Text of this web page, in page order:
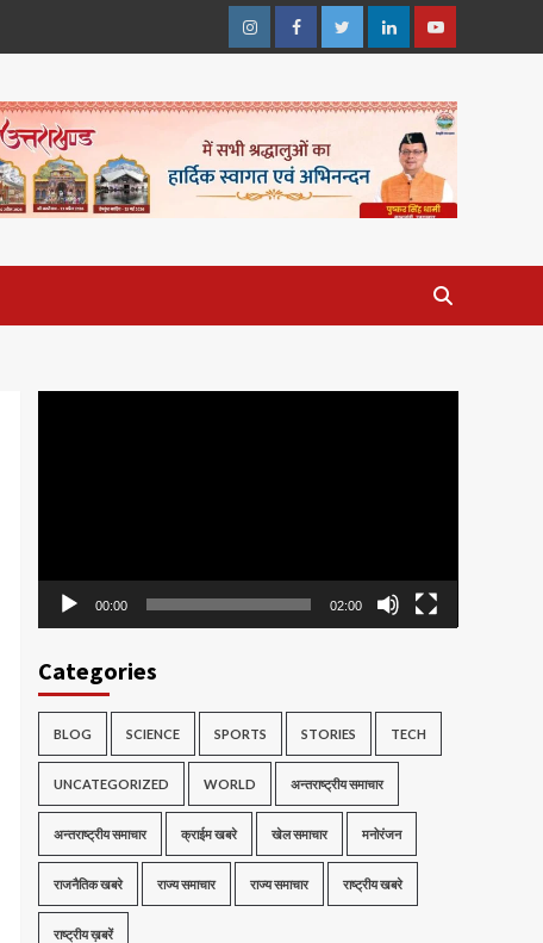
InstagramFacebookTwitterLinkedinYoutube
00:00 02:00
Categories
BLOG SCIENCE SPORTS STORIES TECH
UNCATEGORIZED WORLD अन्तराष्ट्रीय समाचार
अन्तराष्ट्रीय समाचार क्राईम खबरे खेल समाचार मनोरंजन
राजनैतिक खबरे राज्य समाचार राज्य समाचार राष्ट्रीय खबरे
राष्ट्रीय ख़बरें